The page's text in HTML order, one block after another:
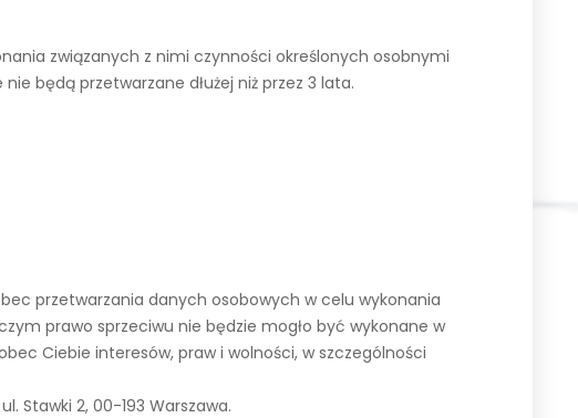
związanych z nimi czynności określonych osobnymi
będą przetwarzane dłużej niż przez 3 lata.
przetwarzania danych osobowych w celu wykonania
prawo sprzeciwu nie będzie mogło być wykonane w
Ciebie interesów, praw i wolności, w szczególności
Stawki 2, 00-193 Warszawa.